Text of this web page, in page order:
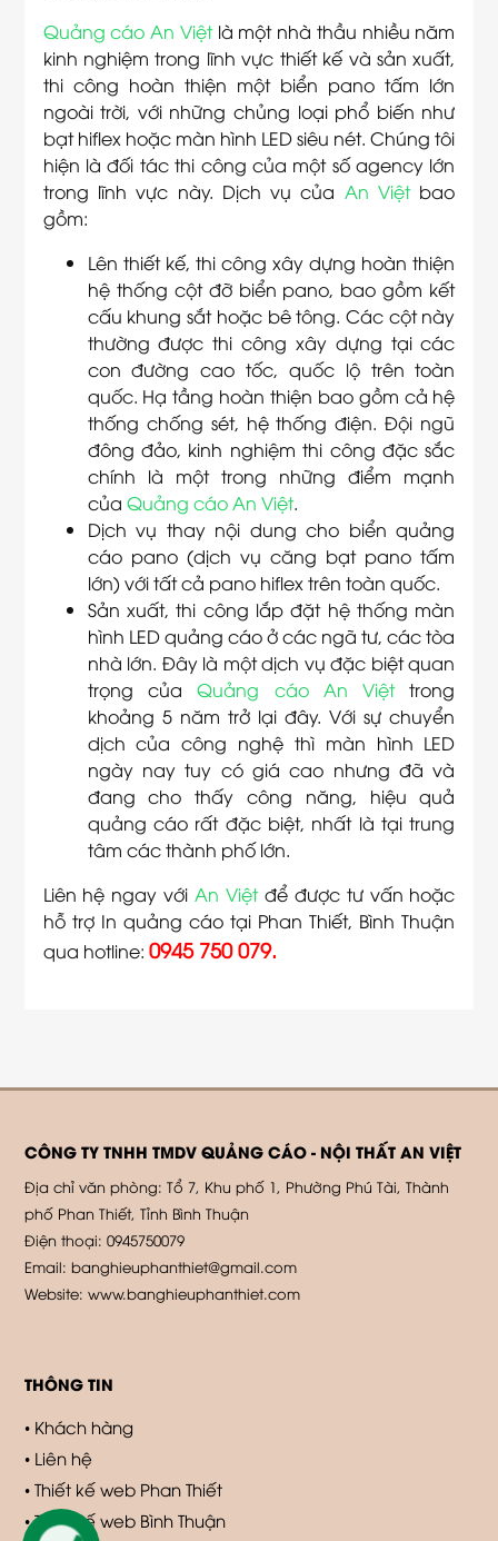
Quảng cáo An Việtlà một nhà thầu nhiều năm
kinh nghiệm trong lĩnh vực thiết kế và sản xuất,
thi công hoàn thiện một biển pano tấm lớn
ngoài trời, với những chủng loại phổ biến như
bạt hiflex hoặc màn hình LED siêu nét. Chúng tôi
hiện là đối tác thi công của một số agency lớn
trong lĩnh vực này. Dịch vụ của An Việtbao
gồm:
Lên thiết kế, thi công xây dựng hoàn thiện
hệ thống cột đỡ biển pano, bao gồm kết
cấu khung sắt hoặc bê tông. Các cột này
thường được thi công xây dựng tại các
con đường cao tốc, quốc lộ trên toàn
quốc. Hạ tầng hoàn thiện bao gồm cả hệ
thống chống sét, hệ thống điện. Đội ngũ
đông đảo, kinh nghiệm thi công đặc sắc
chính là một trong những điểm mạnh
của Quảng cáo An Việt.
Dịch vụ thay nội dung cho biển quảng
cáo pano (dịch vụ căng bạt pano tấm
lớn) với tất cả pano hiflex trên toàn quốc.
Sản xuất, thi công lắp đặt hệ thống màn
hình LED quảng cáo ở các ngã tư, các tòa
nhà lớn. Đây là một dịch vụ đặc biệt quan
trọng củaQuảng cáo An Việttrong
khoảng 5 năm trở lại đây. Với sự chuyển
dịch của công nghệ thì màn hình LED
ngày nay tuy có giá cao nhưng đã và
đang cho thấy công năng, hiệu quả
quảng cáo rất đặc biệt, nhất là tại trung
tâm các thành phố lớn.
Liên hệ ngay vớiAn Việtđể được tư vấn hoặc
hỗ trợ In quảng cáo tại Phan Thiết, Bình Thuận
qua hotline: 0945 750 079.
CÔNG TY TNHH TMDV QUẢNG CÁO - NỘI THẤT AN VIỆT
Địa chỉ văn phòng: Tổ 7, Khu phố 1, Phường Phú Tài, Thành
phố Phan Thiết, Tỉnh Bình Thuận
Điện thoại: 0945750079
Email: banghieuphanthiet@gmail.com
Website: www.banghieuphanthiet.com
THÔNG TIN
Khách hàng
Liên hệ
Thiết kế web Phan Thiết
Thiết kế web Bình Thuận